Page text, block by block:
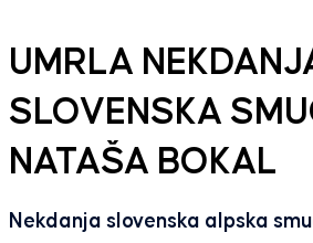
UMRLA
SLOVENSKA
NATAŠA BOKAL
Nekdanja slovenska alpska